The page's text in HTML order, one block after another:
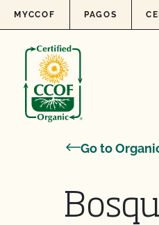
Skip to content
MYCCOF PAGOS
Go to